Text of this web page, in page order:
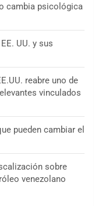
cambia psicológica
UU. y sus
reabre uno de
vinculados
pueden cambiar el
sobre
venezolano